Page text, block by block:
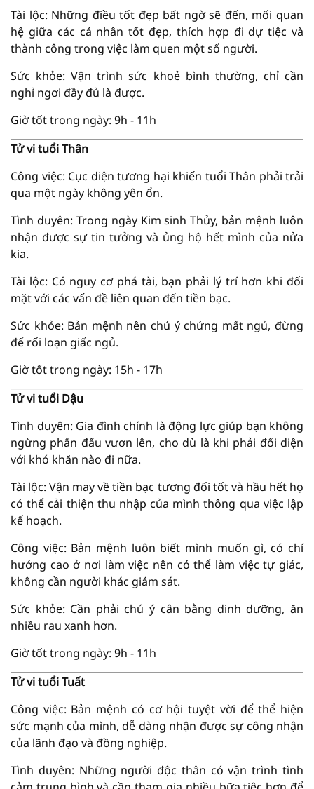
Tài lộc: Những điều tốt đẹp bất ngờ sẽ đến, mối quan
hệ giữa các cá nhân tốt đẹp, thích hợp đi dự tiệc và
thành công trong việc làm quen một số người.
Sức khỏe: Vận trình sức khoẻ bình thường, chỉ cần
nghỉ ngơi đầy đủ là được.
Giờ tốt trong ngày: 9h - 11h
Tử vi tuổi Thân
Công việc: Cục diện tương hại khiến tuổi Thân phải trải
qua một ngày không yên ổn.
Tình duyên: Trong ngày Kim sinh Thủy, bản mệnh luôn
nhận được sự tin tưởng và ủng hộ hết mình của nửa
kia.
Tài lộc: Có nguy cơ phá tài, bạn phải lý trí hơn khi đối
mặt với các vấn đề liên quan đến tiền bạc.
Sức khỏe: Bản mệnh nên chú ý chứng mất ngủ, đừng
để rối loạn giấc ngủ.
Giờ tốt trong ngày: 15h - 17h
Tử vi tuổi Dậu
Tình duyên: Gia đình chính là động lực giúp bạn không
ngừng phấn đấu vươn lên, cho dù là khi phải đối diện
với khó khăn nào đi nữa.
Tài lộc: Vận may về tiền bạc tương đối tốt và hầu hết họ
có thể cải thiện thu nhập của mình thông qua việc lập
kế hoạch.
Công việc: Bản mệnh luôn biết mình muốn gì, có chí
hướng cao ở nơi làm việc nên có thể làm việc tự giác,
không cần người khác giám sát.
Sức khỏe: Cần phải chú ý cân bằng dinh dưỡng, ăn
nhiều rau xanh hơn.
Giờ tốt trong ngày: 9h - 11h
Tử vi tuổi Tuất
Công việc: Bản mệnh có cơ hội tuyệt vời để thể hiện
sức mạnh của mình, dễ dàng nhận được sự công nhận
của lãnh đạo và đồng nghiệp.
Tình duyên: Những người độc thân có vận trình tình